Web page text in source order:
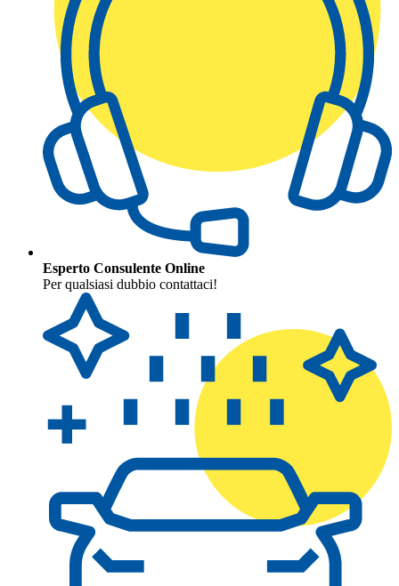
Esperto Consulente Online
Per qualsiasi dubbio contattaci!